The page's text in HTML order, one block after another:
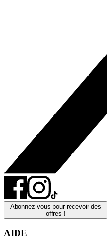
Abonnez-vous pour recevoir des
offres !
AIDE